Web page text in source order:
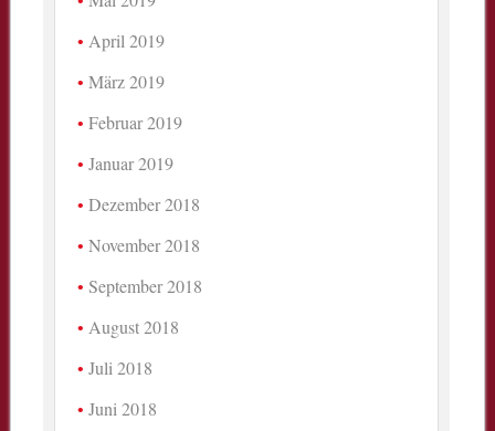
April 2019
März 2019
Februar 2019
Januar 2019
Dezember 2018
November 2018
September 2018
August 2018
Juli 2018
Juni 2018